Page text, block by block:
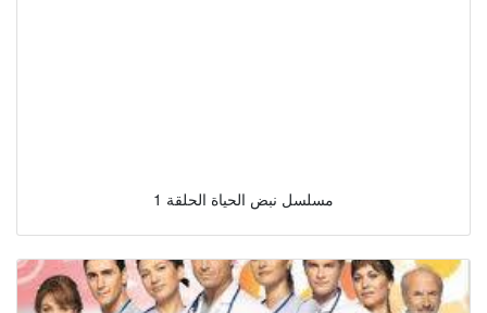
مسلسل نبض الحياة الحلقة 1